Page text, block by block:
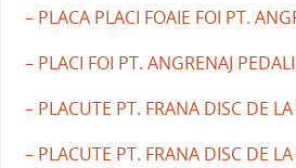
– PLACA PLACI FOAIE FOI PT.
– PLACI FOI PT. ANGRENAJ
– PLACUTE PT. FRANA DISC DE
– PLACUTE PT. FRANA DISC DE LA